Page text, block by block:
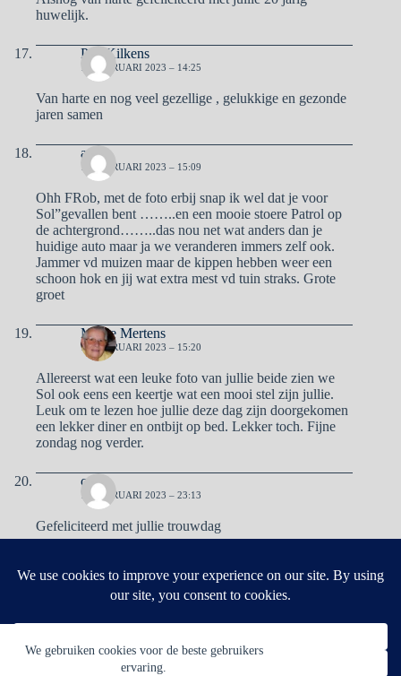
We gebruiken cookies voor de beste gebruikers
ervaring.
huwelijk.
Piet Kilkens
12 FEBRUARI 2023 – 14:25
Van harte en nog veel gezellige , gelukkige en gezonde
jaren samen
aad
12 FEBRUARI 2023 – 15:09
Ohh FRob, met de foto erbij snap ik wel dat je voor
Sol”gevallen bent ……..en een mooie stoere Patrol op
de achtergrond……..das nou net wat anders dan je
huidige auto maar ja we veranderen immers zelf ook.
Jammer vd muizen maar de kippen hebben weer een
schoon hok en jij wat extra mest vd tuin straks. Grote
groet
Mieke Mertens
12 FEBRUARI 2023 – 15:20
Allereerst wat een leuke foto van jullie beide zien we
Sol ook eens een keertje wat een mooi stel zijn jullie.
Leuk om te lezen hoe jullie deze dag zijn doorgekomen
een lekker diner en ontbijt op bed. Lekker toch. Fijne
zondag nog verder.
cd
12 FEBRUARI 2023 – 23:13
Gefeliciteerd met jullie trouwdag
Reacties zijn gesloten.